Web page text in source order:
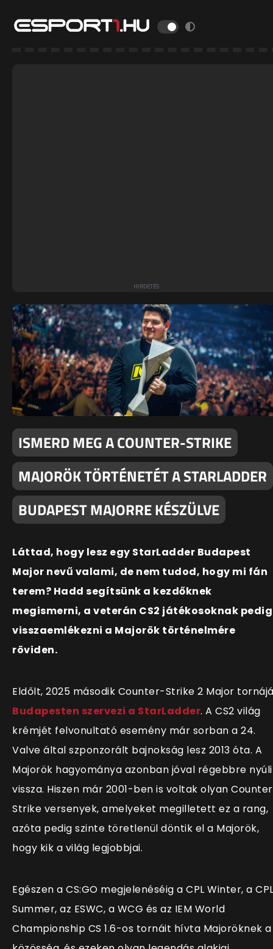
ISMERD MEG A COUNTER-STRIKE
MAJORÖK TÖRTÉNETÉT A STARLADDER
BUDAPEST MAJORRE KÉSZÜLVE
Láttad, hogy lesz egy StarLadder Budapest
Major nevű valami, de nem tudod, hogy mi fán
terem? Hadd segítsünk a kezdőknek
megismerni, a veterán CS2 játékosoknak pedig
visszaemlékezni a Majorök történelmére
röviden.
Eldőlt, 2025 második Counter-Strike 2 Major
Budapesten szervezi a StarLadder. A CS2 világ
krémjét felvonultató esemény már sorban a 24.
Valve által szponzorált bajnokság lesz 2013 óta. A
Majorök hagyománya azonban jóval régebbre
vissza. Hiszen már 2001-ben is voltak olyan
Strike versenyek, amelyeket megilletett ez a rang,
azóta pedig szinte töretlenül döntik el a Majorök,
hogy kik a világ legjobbjai.
Egészen a CS:GO megjelenéséig a CPL Winter, a
Summer, az ESWC, a WCG és az IEM World
Championship CS 1.6-os tornáit hívta Majoröknek a